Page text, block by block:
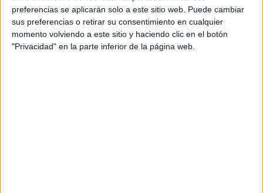
preferencias se aplicarán solo a este sitio web. Puede cambiar
sus preferencias o retirar su consentimiento en cualquier
momento volviendo a este sitio y haciendo clic en el botón
"Privacidad" en la parte inferior de la página web.
Términos y Condiciones de Uso
Aceptolos Términos y Condicionesde uso*